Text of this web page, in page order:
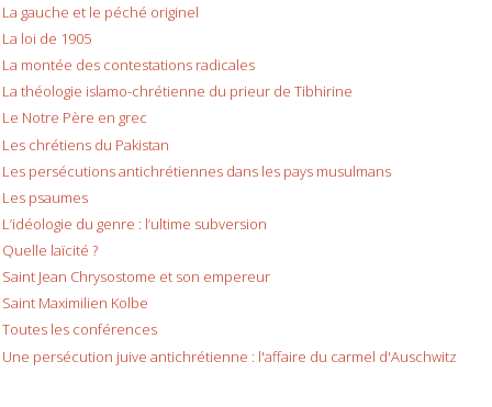
La gauche et le péché originel
La loi de 1905
La montée des contestations radicales
La théologie islamo-chrétienne du prieur de Tibhirine
Le Notre Père en grec
Les chrétiens du Pakistan
Les persécutions antichrétiennes dans les pays musulmans
Les psaumes
L’idéologie du genre : l’ultime subversion
Quelle laïcité ?
Saint Jean Chrysostome et son empereur
Saint Maximilien Kolbe
Toutes les conférences
Une persécution juive antichrétienne : l'affaire du carmel d'Auschwitz